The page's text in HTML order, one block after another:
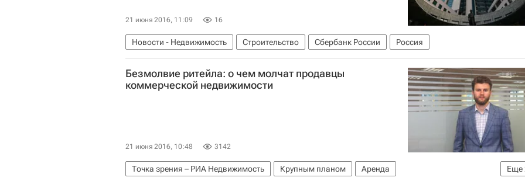
21 июня 2016, 11:09 16
Новости - Недвижимость Строительство Сбербанк России Россия
Безмолвие ритейла: о чем молчат продавцы
коммерческой недвижимости
21 июня 2016, 10:48 3142
Еще
Точка зрения – РИА Недвижимость Крупным планом
Аренда